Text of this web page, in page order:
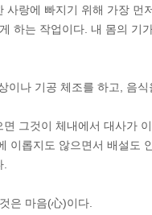
사랑에 빠지기 위해 가장 먼
하는 작업이다. 내 몸의 기
이나 기공 체조를 하고, 음
면 그것이 체내에서 대사가
이롭지도 않으면서 배설도
은 마음(心)이다.